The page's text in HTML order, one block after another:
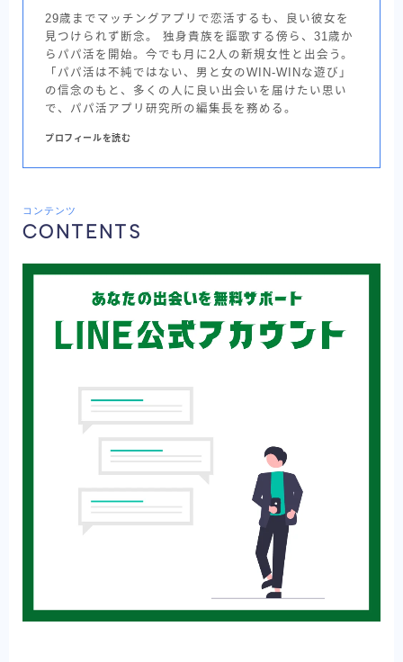
29歳までマッチングアプリで恋活するも、良い彼女を
見つけられず断念。 独身貴族を謳歌する傍ら、31歳か
らパパ活を開始。今でも月に2人の新規女性と出会う。
「パパ活は不純ではない、男と女のWIN-WINな遊び」
の信念のもと、多くの人に良い出会いを届けたい思い
で、パパ活アプリ研究所の編集長を務める。
プロフィールを読む
コンテンツ
CONTENTS